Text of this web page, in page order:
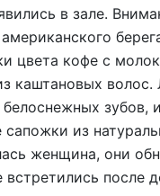
в зале.
цвета кофе с
каштановых
зубов,
из
женщина, они
после